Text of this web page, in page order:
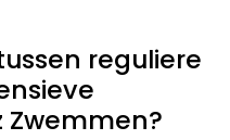
reguliere
Zwemmen?